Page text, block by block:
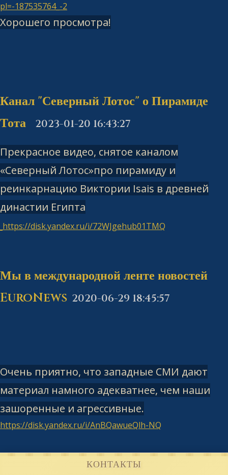
pl=-187535764_-2
Хорошего просмотра!
Канал "Северный Лотос" о Пирамиде
Тота
2023-01-20 16:43:27
Прекрасное видео, снятое каналом
«Северный Лотос»про пирамиду и
реинкарнацию Виктории Isais в древней
династии Египта
https://disk.yandex.ru/i/72WJgehub01TMQ
Мы в международной ленте новостей
EuroNews 2020-06-29 18:45:57
Очень приятно, что западные СМИ дают
материал намного адекватнее, чем наши
зашоренные и агрессивные.
https://disk.yandex.ru/i/AnBQawueQlh-NQ
КОНТАКТЫ